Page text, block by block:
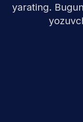
yarating.